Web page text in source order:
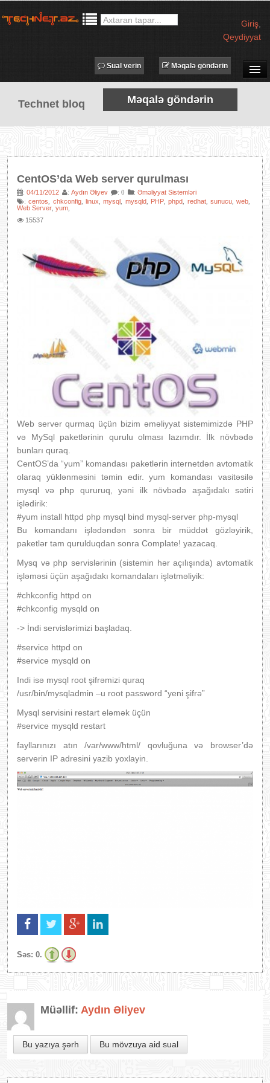
Giriş
Qeydiyyat
SUAL-CAVAB
TECHNET TV
MƏQALƏLƏR
AVADANLIQLAR
Məqalə göndərin
Sual verin
Technet bloq Məqalə göndərin
CentOS’da Web server qurulması
: 04/11/2012 : Aydın Əliyev : 0 : Əməliyyat Sistemləri
:centos chkconfig, linux ,mysql mysqld PHP,phpd redhat, sunucu,web
Web Server yum
15537
Web server qurmaq üçün bizim əməliyyat sistemimizdə PHP
və MySql paketlərinin qurulu olması lazımdır. İlk növbədə
bunları quraq.
CentOS’da “yum” komandası paketlərin internetdən avtomatik
olaraq yüklənməsini təmin edir. yum komandası vasitəsilə
mysql və php qururuq, yəni ilk növbədə aşağıdakı sətiri
işlədirik:
#yum install httpd php mysql bind mysql-server php-mysql
Bu komandanı işlədəndən sonra bir müddət gözləyirik,
paketlər tam qurulduqdan sonra Complate! yazacaq.
Mysq və php servislərinin (sistemin hər açılışında) avtomatik
işləməsi üçün aşağıdakı komandaları işlətməliyik:
#chkconfig httpd on
#chkconfig mysqld on
-> İndi servislərimizi başladaq.
#service httpd on
#service mysqld on
Indi isə mysql root şifrəmizi quraq
/usr/bin/mysqladmin –u root password “yeni şifrə”
Mysql servisini restart eləmək üçün
#service mysqld restart
fayllarınızı atın /var/www/html/ qovluğuna və browser’də
serverin IP adresini yazib yoxlayin.
Səs: 0.
Müəllif: Aydın Əliyev
Bu yazıya şərh Bu mövzuya aid sual